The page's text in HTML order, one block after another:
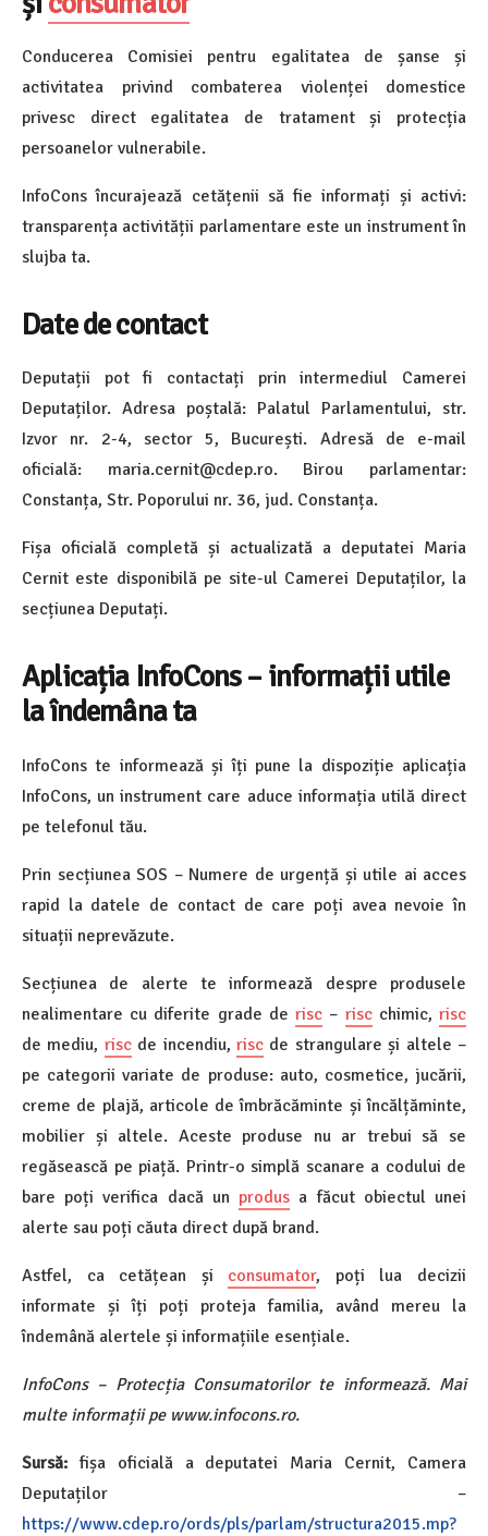
Conducerea Comisiei pentru egalitatea de șanse și
activitatea privind combaterea violenței domestice
privesc direct egalitatea de tratament și protecția
persoanelor vulnerabile.
InfoCons încurajează cetățenii să fie informați și activi:
transparența activității parlamentare este un instrument în
slujba ta.
Date de contact
Deputații pot fi contactați prin intermediul Camerei
Deputaților. Adresa poștală: Palatul Parlamentului, str.
Izvor nr. 2-4, sector 5, București. Adresă de e-mail
oficială: maria.cernit@cdep.ro. Birou parlamentar:
Constanța, Str. Poporului nr. 36, jud. Constanța.
Fișa oficială completă și actualizată a deputatei Maria
Cernit este disponibilă pe site-ul Camerei Deputaților, la
secțiunea Deputați.
Aplicația InfoCons – informații utile
la îndemâna ta
InfoCons te informează și îți pune la dispoziție aplicația
InfoCons, un instrument care aduce informația utilă direct
pe telefonul tău.
Prin secțiunea SOS – Numere de urgență și utile ai acces
rapid la datele de contact de care poți avea nevoie în
situații neprevăzute.
Secțiunea de alerte te informează despre produsele
nealimentare cu diferite grade derisc – riscchimic,risc
de mediu, riscde incendiu,risc de strangulare și altele –
pe categorii variate de produse: auto, cosmetice, jucării,
creme de plajă, articole de îmbrăcăminte și încălțăminte,
mobilier și altele. Aceste produse nu ar trebui să se
regăsească pe piață. Printr-o simplă scanare a codului de
bare poți verifica dacă un produs a făcut obiectul unei
alerte sau poți căuta direct după brand.
Astfel, ca cetățean și consumator, poți lua decizii
informate și îți poți proteja familia, având mereu la
îndemână alertele și informațiile esențiale.
InfoCons – Protecția Consumatorilor te informează. Mai
multe informații pe www.infocons.ro.
Sursă:fișa oficială a deputatei Maria Cernit, Camera
Deputaților –
https://www.cdep.ro/ords/pls/parlam/structura2015.mp?